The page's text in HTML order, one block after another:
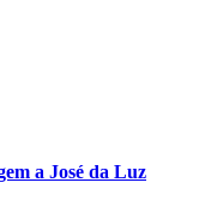
a José da Luz